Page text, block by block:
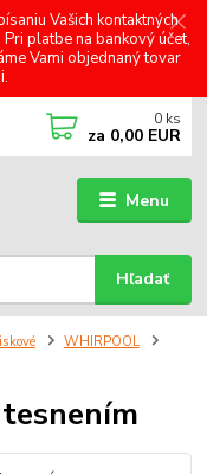
Vašich kontaktných
platbe na bankový účet,
Vami objednaný tovar
Menu
Hľadať
0 ks
za 0,00 EUR
WHIRPOOL